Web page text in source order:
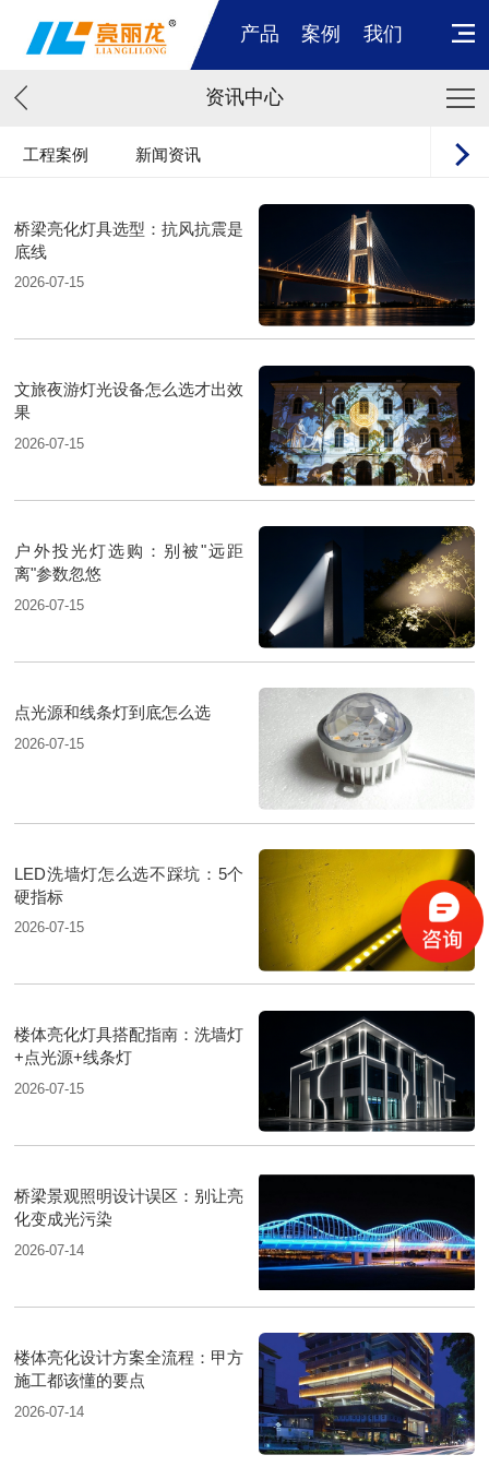
产品 案例 我们
资讯中心
工程案例 新闻资讯
桥梁亮化灯具选型：抗风抗震是
底线
2026-07-15
文旅夜游灯光设备怎么选才出效
果
2026-07-15
户外投光灯选购：别被"远距
离"参数忽悠
2026-07-15
点光源和线条灯到底怎么选
2026-07-15
LED洗墙灯怎么选不踩坑：5个
硬指标
2026-07-15
楼体亮化灯具搭配指南：洗墙灯
+点光源+线条灯
2026-07-15
桥梁景观照明设计误区：别让亮
化变成光污染
2026-07-14
楼体亮化设计方案全流程：甲方
施工都该懂的要点
2026-07-14